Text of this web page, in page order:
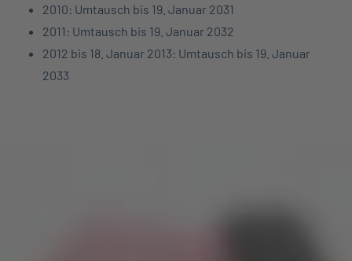
2010: Umtausch bis 19. Januar 2031
2011: Umtausch bis 19. Januar 2032
2012 bis 18. Januar 2013: Umtausch bis 19. Januar
2033